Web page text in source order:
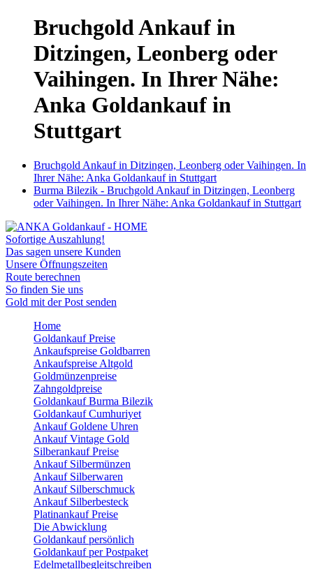
Bruchgold Ankauf in
Ditzingen, Leonberg oder
Vaihingen. In Ihrer Nähe:
Anka Goldankauf in
Stuttgart
Bruchgold Ankauf in Ditzingen, Leonberg oder Vaihingen. In
Ihrer Nähe: Anka Goldankauf in Stuttgart
Burma Bilezik - Bruchgold Ankauf in Ditzingen, Leonberg
oder Vaihingen. In Ihrer Nähe: Anka Goldankauf in Stuttgart
Sofortige Auszahlung!
Das sagen unsere Kunden
Unsere Öffnungszeiten
Route berechnen
So finden Sie uns
Gold mit der Post senden
Home
Goldankauf Preise
Ankaufspreise Goldbarren
Ankaufspreise Altgold
Goldmünzenpreise
Zahngoldpreise
Goldankauf Burma Bilezik
Goldankauf Cumhuriyet
Ankauf Goldene Uhren
Ankauf Vintage Gold
Silberankauf Preise
Ankauf Silbermünzen
Ankauf Silberwaren
Ankauf Silberschmuck
Ankauf Silberbesteck
Platinankauf Preise
Die Abwicklung
Goldankauf persönlich
Goldankauf per Postpaket
Edelmetallbegleitschreiben